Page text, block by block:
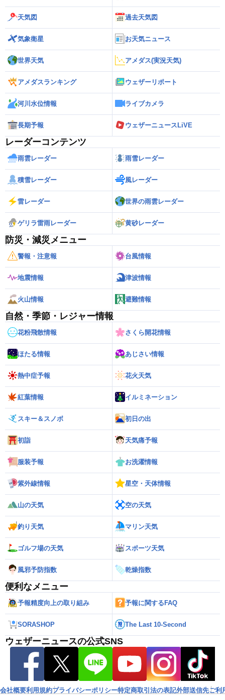
天気図 過去天気図
気象衛星 お天気ニュース
世界天気 アメダス(実況天気)
アメダスランキング ウェザーリポート
河川水位情報 ライブカメラ
長期予報 ウェザーニュースLiVE
レーダーコンテンツ
雨雲レーダー 雨雪レーダー
積雪レーダー 風レーダー
雷レーダー 世界の雨雲レーダー
ゲリラ雷雨レーダー 黄砂レーダー
防災・減災メニュー
警報・注意報 台風情報
地震情報 津波情報
火山情報 避難情報
自然・季節・レジャー情報
花粉飛散情報 さくら開花情報
ほたる情報 あじさい情報
熱中症予報 花火天気
紅葉情報 イルミネーション
スキー＆スノボ 初日の出
初詣 天気痛予報
服装予報 お洗濯情報
紫外線情報 星空・天体情報
山の天気 空の天気
釣り天気 マリン天気
ゴルフ場の天気 スポーツ天気
風邪予防指数 乾燥指数
便利なメニュー
予報精度向上の取り組み 予報に関するFAQ
SORASHOP The Last 10-Second
ウェザーニュースの公式SNS
会社概要利用規約プライバシーポリシー特定商取引法の表記外部送信先ご利